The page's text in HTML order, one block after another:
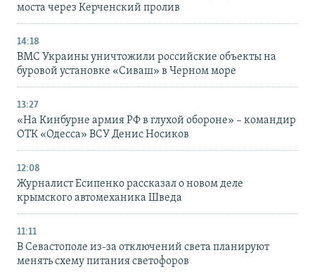
моста через Керченский пролив
14:18
ВМС Украины уничтожили российские объекты на
буровой установке «Сиваш» в Черном море
13:27
«На Кинбурне армия РФ в глухой обороне» – командир
ОТК «Одесса» ВСУ Денис Носиков
12:08
Журналист Есипенко рассказал о новом деле
крымского автомеханика Шведа
11:11
В Севастополе из-за отключений света планируют
менять схему питания светофоров